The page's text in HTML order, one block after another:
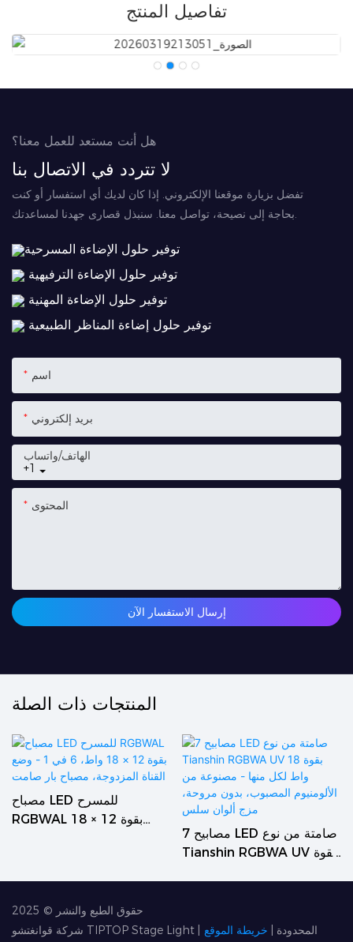
تفاصيل المنتج
هل أنت مستعد للعمل معنا؟
لا تتردد في الاتصال بنا
تفضل بزيارة موقعنا الإلكتروني. إذا كان لديك أي استفسار أو كنت
بحاجة إلى نصيحة، تواصل معنا. سنبذل قصارى جهدنا لمساعدتك.
توفير حلول الإضاءة المسرحية
توفير حلول الإضاءة الترفيهية
توفير حلول الإضاءة المهنية
توفير حلول إضاءة المناظر الطبيعية
اسم
بريد إلكتروني
+1
الهاتف/واتساب
المحتوى
إرسال الاستفسار الآن
المنتجات ذات الصلة
مصباح LED للمسرح
RGBWAL بقوة 12 × 18
7 مصابيح LED صامتة من نوع
Tianshin RGBWA UV بقوة
حقوق الطبع والنشر © 2025
شركة قوانغتشو TIPTOP Stage Light المحدودة
خريطة الموقع